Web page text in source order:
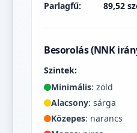
Parlagfű: 89,52
Besorolás (NNK
Szintek:
Minimális: zöld
Alacsony: sárga
Közepes: narancs